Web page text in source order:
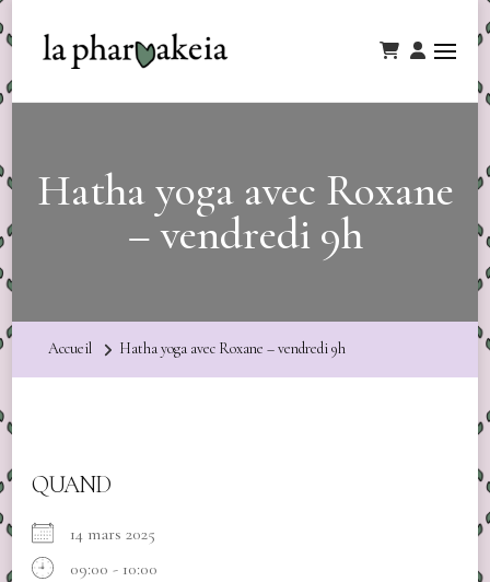
Hatha yoga avec Roxane
– vendredi 9h
Accueil Hatha yoga avec Roxane – vendredi 9h
QUAND
14 mars 2025
09:00 - 10:00